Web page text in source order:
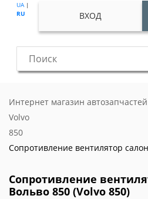
UA|
RU
ВХОД
Интернет магазин
Volvo
850
Сопротивление вентилятор
Сопротивление
Вольво 850 (Volvo 850)